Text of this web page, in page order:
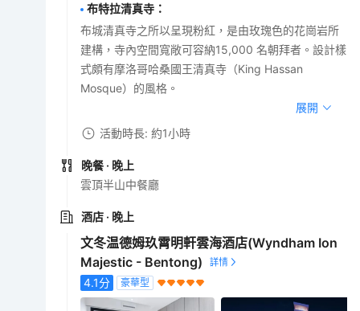
布特拉清真寺 ：
布城清真寺之所以呈現粉紅，是由玫瑰色的花崗岩所
建構，寺內空間寬敞可容納15,000 名朝拜者。設計樣
式頗有摩洛哥哈桑國王清真寺（King Hassan
Mosque）的風格。
展開
活動時長: 約1小時
晚餐 · 晚上
雲頂半山中餐廳
酒店 · 晚上
文冬温德姆玖霄明軒雲海酒店(Wyndham Ion
Majestic - Bentong)
4.1分 豪華型